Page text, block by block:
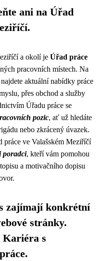
ani na Úřad
a okolí je Úřad práce
pracovních místech. Na
aktuální nabídky práce
přes obchod a služby
Úřadu práce se
pozic, ať už hledáte
nebo zkrácený úvazek.
ve Valašském Meziříčí
poradci, kteří vám pomohou
a motivačního dopisu
zajímají konkrétní
stránky.
Kariéra s